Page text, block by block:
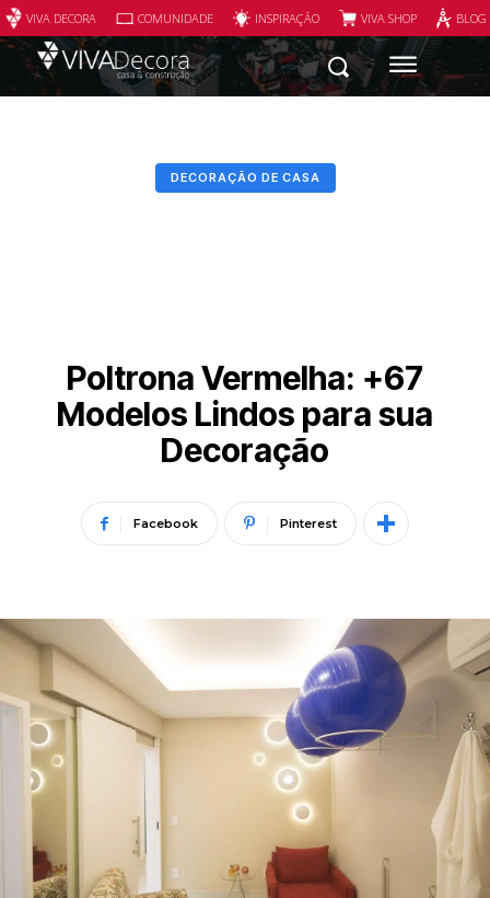
VIVA DECORA COMUNIDADE INSPIRAÇÃO VIVA SHOP
DECORAÇÃO DE CASA
Poltrona Vermelha: +67
Modelos Lindos para sua
Decoração
Facebook Pinterest